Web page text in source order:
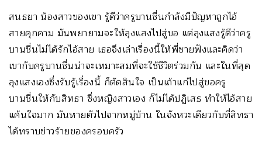
สนธยา น้องสาวของเขา รู้ดีว่าครูบานชื่นกำลังมีปัญหาถูกไอ้
สายคุกคาม มันพยายามจะให้ลุงแสงไปสู่ขอ แต่ลุงแสงรู้ดีว่าครู
บานชื่นไม่ได้รักไอ้สาย เธอจึงเล่าเรื่องนี้ให้พี่ชายฟังและคิดว่า
เขากับครูบานชื่นน่าจะเหมาะสมที่จะใช้ชีวิตร่วมกัน และในที่สุด
ลุงแสงเองซึ่งรับรู้เรื่องนี้ ก็ตัดสินใจ เป็นเถ้าแก่ไปสู่ขอครู
บานชื่นให้กับสิทธา ซึ่งหญิงสาวเอง ก็ไม่ได้ปฏิเสธ ทำให้ไอ้สาย
แค้นใจมาก มันหายตัวไปจากหมู่บ้าน ในจังหวะเดียวกับที่สิทธา
ได้ทราบข่าวร้ายของครอบครัว